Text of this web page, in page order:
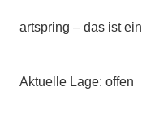
artspring – das ist
Aktuelle Lage: offen